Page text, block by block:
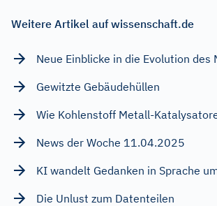
Weitere Artikel auf wissenschaft.de
Neue Einblicke in die Evolution des
Gewitzte Gebäudehüllen
Wie Kohlenstoff Metall-
News der Woche 11.04.2025
KI wandelt Gedanken in Sprache
Die Unlust zum Datenteilen